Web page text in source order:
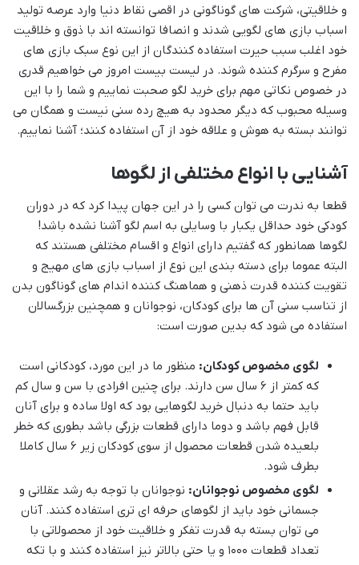
و خلاقیتی، شرکت های گوناگونی در اقصی نقاط دنیا وارد عرصه تولید
اسباب بازی های لگویی شدند و انصافا توانسته اند با ذوق و خلاقیت
خود اغلب سبب حیرت استفاده کنندگان از این نوع سبک بازی های
مفرح و سرگرم کننده شوند. در لیست بیست امروز می خواهیم قدری
در خصوص نکاتی مهم برای خرید لگو صحبت نماییم و شما را با این
وسیله محبوب که دیگر محدود به هیچ رده سنی نیست و همگان می
توانند بسته به هوش و علاقه خود از آن استفاده کنند؛ آشنا نماییم.
آشنایی با انواع مختلفی از لگوها
قطعا به ندرت می توان کسی را در این جهان پیدا کرد که در دوران
کودکی خود حداقل یکبار با وسایلی به اسم لگو آشنا نشده باشد!
لگوها همانطور که گفتیم دارای انواع و اقسام مختلفی هستند که
البته عموما برای دسته بندی این نوع از اسباب بازی های مهیج و
تقویت کننده قدرت ذهنی و هماهنگ کننده اندام های گوناگون بدن
از تناسب سنی آن ها برای کودکان، نوجوانان و همچنین بزرگسالان
استفاده می شود که بدین صورت است:
لگوی مخصوص کودکان: منظور ما در این مورد، کودکانی است
که کمتر از 6 سال سن دارند. برای چنین افرادی با سن و سال کم
باید حتما به دنبال خرید لگوهایی بود که اولا ساده و برای آنان
قابل فهم باشد و دوما دارای قطعات بزرگی باشد بطوری که خطر
بلعیده شدن قطعات محصول از سوی کودکان زیر 6 سال کاملا
بطرف شود.
لگوی مخصوص نوجوانان: نوجوانان با توجه به رشد عقلانی و
جسمانی خود باید از لگوهای حرفه ای تری استفاده کنند. آنان
می توان بسته به قدرت تفکر و خلاقیت خود از محصولاتی با
تعداد قطعات 1000 و یا حتی بالاتر نیز استفاده کنند و با تکه